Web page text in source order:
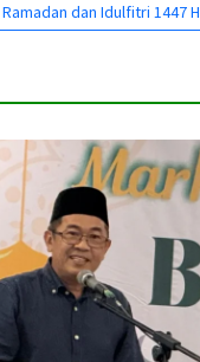
Ramadan dan Idulfitri 1447